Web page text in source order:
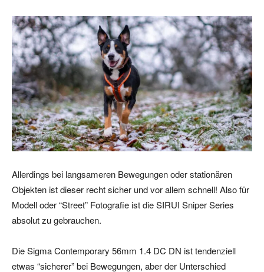
Allerdings bei langsameren Bewegungen oder stationären
Objekten ist dieser recht sicher und vor allem schnell! Also für
Modell oder “Street” Fotografie ist die SIRUI Sniper Series
absolut zu gebrauchen.
Die Sigma Contemporary 56mm 1.4 DC DN ist tendenziell
etwas “sicherer” bei Bewegungen, aber der Unterschied